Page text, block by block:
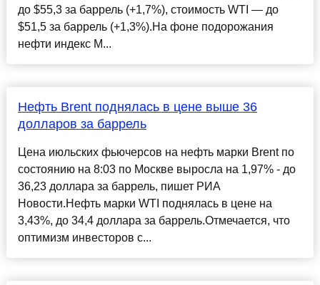
до $55,3 за баррель (+1,7%), стоимость WTI — до
$51,5 за баррель (+1,3%).На фоне подорожания
нефти индекс М...
Нефть Brent поднялась в цене выше 36
долларов за баррель
Цена июльских фьючерсов на нефть марки Brent по
состоянию на 8:03 по Москве выросла на 1,97% - до
36,23 доллара за баррель, пишет РИА
Новости.Нефть марки WTI поднялась в цене на
3,43%, до 34,4 доллара за баррель.Отмечается, что
оптимизм инвесторов с...